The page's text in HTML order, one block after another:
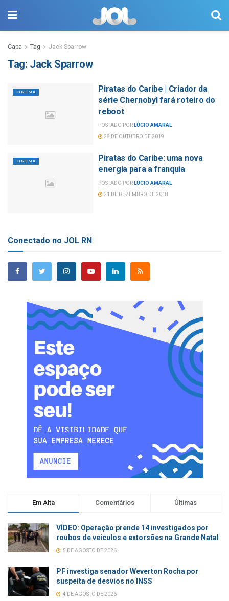
Capa Tag Jack Sparrow
Tag: Jack Sparrow
CINEMA
Piratas do Caribe | Criador da
série Chernobyl fará roteiro do
reboot
POSTADO POR LÚCIO AMARAL
28 DE OUTUBRO DE 2019
CINEMA
Piratas do Caribe: uma nova
energia para a franquia
POSTADO POR LÚCIO AMARAL
21 DE DEZEMBRO DE 2018
Conectado no JOL RN
Em Alta Comentários Últimas
VÍDEO: Operação prende 14 investigados por
roubos de veículos e extorsões na Grande Natal
5 DE AGOSTO DE 2026
PF investiga senador Weverton Rocha por
suspeita de desvios no INSS
4 DE AGOSTO DE 2026